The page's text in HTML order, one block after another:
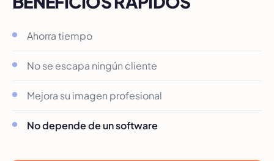
Ahorra tiempo
No se escapa ningún cliente
Mejora su imagen profesional
No depende de un software